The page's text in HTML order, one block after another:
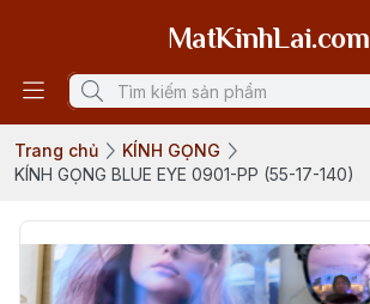
MatKinhLai.com
Trang chủ
KÍNH GỌNG
KÍNH GỌNG BLUE EYE 0901-PP (55-17-140)